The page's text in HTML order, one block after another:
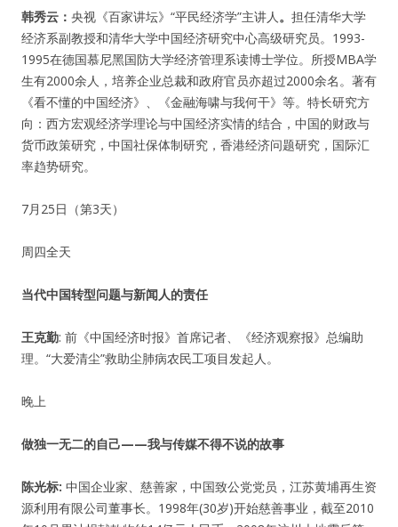
韩秀云： 央视《百家讲坛》“平民经济学”主讲人。 担任清华大学
经济系副教授和清华大学中国经济研究中心高级研究员。1993-
1995在德国慕尼黑国防大学经济管理系读博士学位。所授MBA学
生有2000余人，培养企业总裁和政府官员亦超过2000余名。著有
《看不懂的中国经济》、《金融海啸与我何干》等。特长研究方
向：西方宏观经济学理论与中国经济实情的结合，中国的财政与
货币政策研究，中国社保体制研究，香港经济问题研究，国际汇
率趋势研究。
7月25日（第3天）
周四全天
当代中国转型问题与新闻人的责任
王克勤: 前《中国经济时报》首席记者、《经济观察报》总编助
理。“大爱清尘”救助尘肺病农民工项目发起人。
晚上
做独一无二的自己——我与传媒不得不说的故事
陈光标: 中国企业家、慈善家，中国致公党党员，江苏黄埔再生资
源利用有限公司董事长。1998年(30岁)开始慈善事业，截至2010